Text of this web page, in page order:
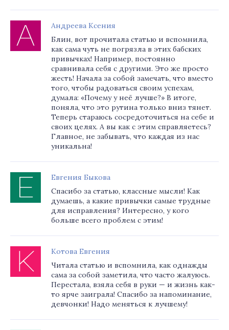
Андреева Ксения
Блин, вот прочитала статью и вспомнила,
как сама чуть не погрязла в этих бабских
привычках! Например, постоянно
сравнивала себя с другими. Это же просто
жесть! Начала за собой замечать, что вместо
того, чтобы радоваться своим успехам,
думала: «Почему у неё лучше?» В итоге,
поняла, что это рутина только вниз тянет.
Теперь стараюсь сосредоточиться на себе и
своих целях. А вы как с этим справляетесь?
Главное, не забывать, что каждая из нас
уникальна!
Евгения Быкова
Спасибо за статью, классные мысли! Как
думаешь, а какие привычки самые трудные
для исправления? Интересно, у кого
больше всего проблем с этим!
Котова Евгения
Читала статью и вспомнила, как однажды
сама за собой заметила, что часто жалуюсь.
Перестала, взяла себя в руки — и жизнь как-
то ярче заиграла! Спасибо за напоминание,
девчонки! Надо меняться к лучшему!